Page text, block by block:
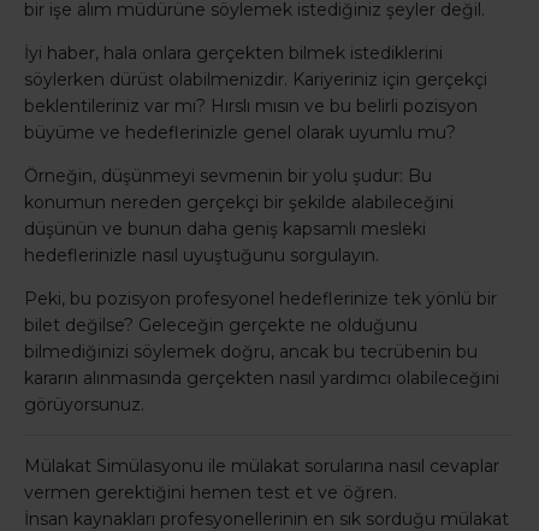
bir işe alım müdürüne söylemek istediğiniz şeyler değil.
İyi haber, hala onlara gerçekten bilmek istediklerini
söylerken dürüst olabilmenizdir. Kariyeriniz için gerçekçi
beklentileriniz var mı? Hırslı mısın ve bu belirli pozisyon
büyüme ve hedeflerinizle genel olarak uyumlu mu?
Örneğin, düşünmeyi sevmenin bir yolu şudur: Bu
konumun nereden gerçekçi bir şekilde alabileceğini
düşünün ve bunun daha geniş kapsamlı mesleki
hedeflerinizle nasıl uyuştuğunu sorgulayın.
Peki, bu pozisyon profesyonel hedeflerinize tek yönlü bir
bilet değilse? Geleceğin gerçekte ne olduğunu
bilmediğinizi söylemek doğru, ancak bu tecrübenin bu
kararın alınmasında gerçekten nasıl yardımcı olabileceğini
görüyorsunuz.
Mülakat Simülasyonu ile mülakat sorularına nasıl cevaplar
vermen gerektiğini hemen test et ve öğren.
İnsan kaynakları profesyonellerinin en sık sorduğu mülakat